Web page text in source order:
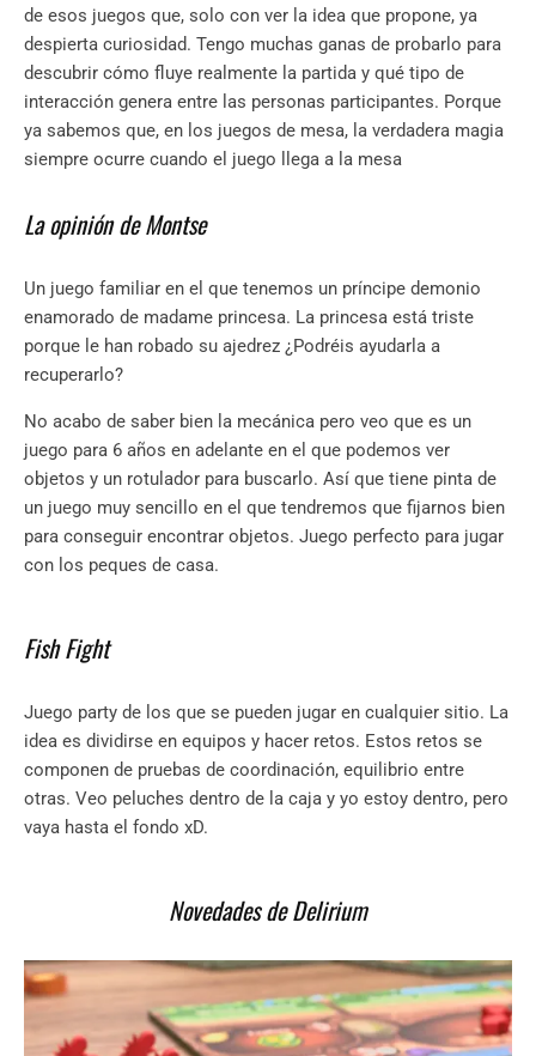
de esos juegos que, solo con ver la idea que propone, ya
despierta curiosidad. Tengo muchas ganas de probarlo para
descubrir cómo fluye realmente la partida y qué tipo de
interacción genera entre las personas participantes. Porque
ya sabemos que, en los juegos de mesa, la verdadera magia
siempre ocurre cuando el juego llega a la mesa
La opinión de Montse
Un juego familiar en el que tenemos un príncipe demonio
enamorado de madame princesa. La princesa está triste
porque le han robado su ajedrez ¿Podréis ayudarla a
recuperarlo?
No acabo de saber bien la mecánica pero veo que es un
juego para 6 años en adelante en el que podemos ver
objetos y un rotulador para buscarlo. Así que tiene pinta de
un juego muy sencillo en el que tendremos que fijarnos bien
para conseguir encontrar objetos. Juego perfecto para jugar
con los peques de casa.
Fish Fight
Juego party de los que se pueden jugar en cualquier sitio. La
idea es dividirse en equipos y hacer retos. Estos retos se
componen de pruebas de coordinación, equilibrio entre
otras. Veo peluches dentro de la caja y yo estoy dentro, pero
vaya hasta el fondo xD.
Novedades de Delirium